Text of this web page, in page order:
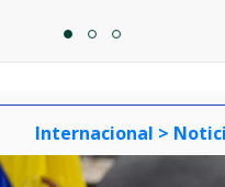
itemitemitem
Internacional >